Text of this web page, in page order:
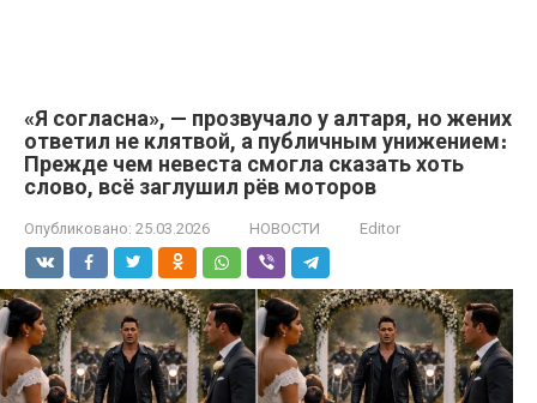
«Я согласна», — прозвучало у алтаря, но жених
ответил не клятвой, а публичным унижением։
Прежде чем невеста смогла сказать хоть
слово, всё заглушил рёв моторов
Опубликовано: 25.03.2026 НОВОСТИ Editor